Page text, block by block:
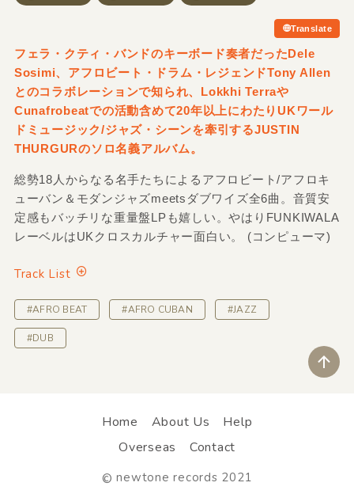
Translate
フェラ・クティ・バンドのキーボード奏者だったDele
Sosimi、アフロビート・ドラム・レジェンドTony Allen
とのコラボレーションで知られ、Lokkhi Terraや
Cunafrobeatでの活動含めて20年以上にわたりUKワール
ドミュージック/ジャズ・シーンを牽引するJUSTIN
THURGURのソロ名義アルバム。
総勢18人からなる名手たちによるアフロビート/アフロキ
ューバン＆モダンジャズmeetsダブワイズ全6曲。音質安
定感もバッチリな重量盤LPも嬉しい。やはりFUNKIWALA
レーベルはUKクロスカルチャー面白い。 (コンピューマ)
Track List
#AFRO BEAT #AFRO CUBAN #JAZZ
#DUB
Home About Us
Help
Overseas
Contact
© newtone records 2021